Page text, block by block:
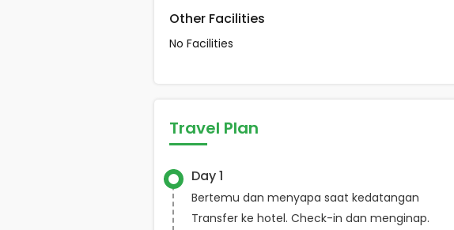
Other Facilities
No Facilities
Travel Plan
Day 1
Bertemu dan menyapa saat kedatangan
Transfer ke hotel. Check-in dan menginap.